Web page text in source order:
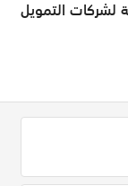
لشركات التمويل